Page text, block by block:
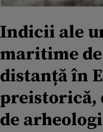
Indicii ale
maritime
distanță în
preistorică,
de arheologi